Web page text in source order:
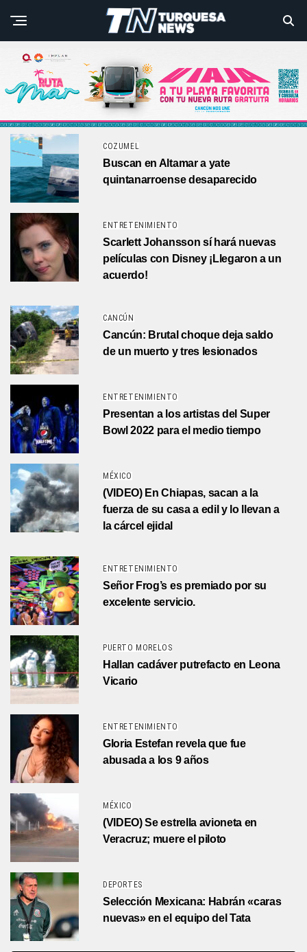
COZUMEL
Buscan en Altamar a yate
quintanarroense desaparecido
ENTRETENIMIENTO
Scarlett Johansson sí hará nuevas
películas con Disney ¡Llegaron a un
acuerdo!
CANCÚN
Cancún: Brutal choque deja saldo
de un muerto y tres lesionados
ENTRETENIMIENTO
Presentan a los artistas del Super
Bowl 2022 para el medio tiempo
MÉXICO
(VIDEO) En Chiapas, sacan a la
fuerza de su casa a edil y lo llevan a
la cárcel ejidal
ENTRETENIMIENTO
Señor Frog’s es premiado por su
excelente servicio.
PUERTO MORELOS
Hallan cadáver putrefacto en Leona
Vicario
ENTRETENIMIENTO
Gloria Estefan revela que fue
abusada a los 9 años
MÉXICO
(VIDEO) Se estrella avioneta en
Veracruz; muere el piloto
DEPORTES
Selección Mexicana: Habrán «caras
nuevas» en el equipo del Tata